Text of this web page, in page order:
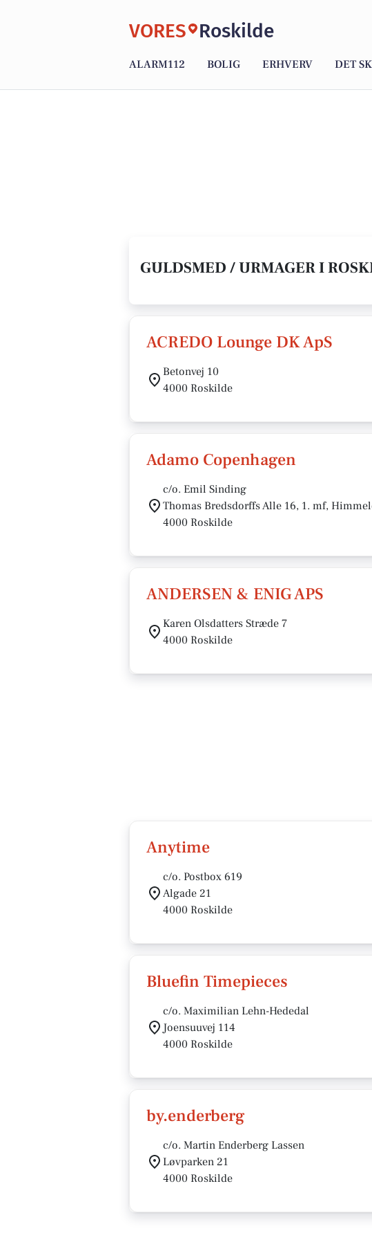
VORES Roskilde
ALARM112 BOLIG ERHVERV DET
GULDSMED / URMAGER I
ACREDO Lounge DK ApS
Betonvej 10
4000 Roskilde
Adamo Copenhagen
c/o. Emil Sinding
Thomas Bredsdorffs Alle 16, 1. mf,
4000 Roskilde
ANDERSEN & ENIG APS
Karen Olsdatters Stræde 7
4000 Roskilde
Anytime
c/o. Postbox 619
Algade 21
4000 Roskilde
Bluefin Timepieces
c/o. Maximilian Lehn-Hededal
Joensuuvej 114
4000 Roskilde
by.enderberg
c/o. Martin Enderberg Lassen
Løvparken 21
4000 Roskilde